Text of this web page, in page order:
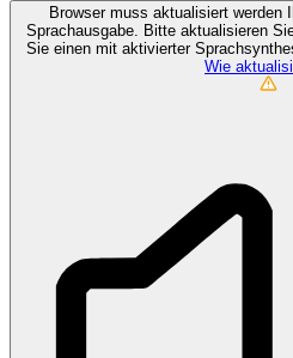
Browser muss aktualisiert werden
Sprachausgabe. Bitte aktualisieren
Sie einen mit aktivierter
Wie